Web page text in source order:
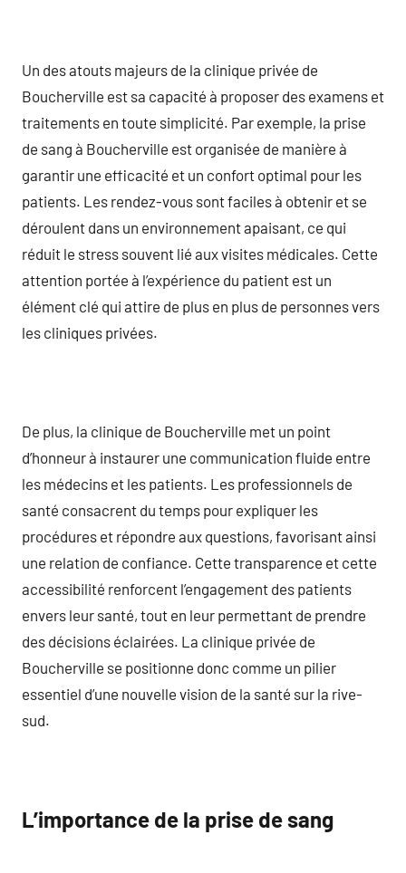
Un des atouts majeurs de la clinique privée de
Boucherville est sa capacité à proposer des examens et
traitements en toute simplicité. Par exemple, la prise
de sang à Boucherville est organisée de manière à
garantir une efficacité et un confort optimal pour les
patients. Les rendez-vous sont faciles à obtenir et se
déroulent dans un environnement apaisant, ce qui
réduit le stress souvent lié aux visites médicales. Cette
attention portée à l’expérience du patient est un
élément clé qui attire de plus en plus de personnes vers
les cliniques privées.
De plus, la clinique de Boucherville met un point
d’honneur à instaurer une communication fluide entre
les médecins et les patients. Les professionnels de
santé consacrent du temps pour expliquer les
procédures et répondre aux questions, favorisant ainsi
une relation de confiance. Cette transparence et cette
accessibilité renforcent l’engagement des patients
envers leur santé, tout en leur permettant de prendre
des décisions éclairées. La clinique privée de
Boucherville se positionne donc comme un pilier
essentiel d’une nouvelle vision de la santé sur la rive-
sud.
L’importance de la prise de sang